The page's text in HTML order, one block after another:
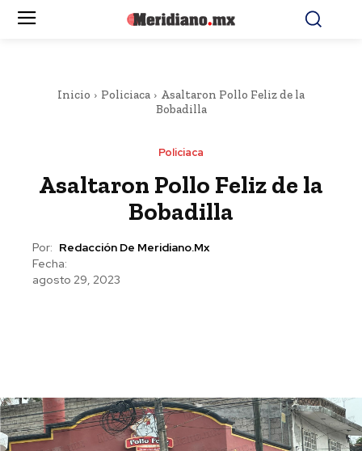
Inicio Policiaca
Asaltaron Pollo Feliz de la
Bobadilla
Policiaca
Asaltaron Pollo Feliz de la
Bobadilla
Por: Redacción De Meridiano.mx
Fecha:
agosto 29, 2023